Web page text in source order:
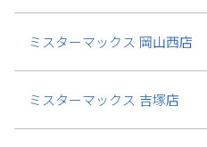
ミスターマックス 岡山西店
ミスターマックス 吉塚店